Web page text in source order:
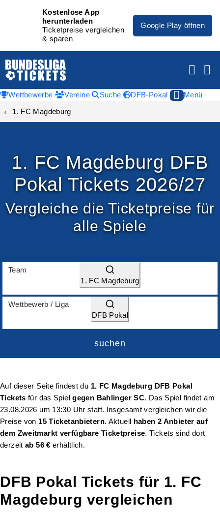
Kostenlose App
herunterladen
Ticketpreise vergleichen
& sparen
Google Play öffnen
Wettbewerbe Vereine Suche DFB-Pokal
Menü
1. FC Magdeburg
1. FC Magdeburg DFB
Pokal Tickets 2026/27
Vergleiche die Ticketpreise für
alle Spiele
Team
1. FC Magdeburg
Wettbewerb / Liga
DFB Pokal
suchen
Auf dieser Seite findest du 1. FC Magdeburg DFB Pokal
Tickets für das Spielgegen Bahlinger SC. Das Spiel findet am
23.08.2026 um 13:30 Uhr statt. Insgesamt vergleichen wir die
Preise von 15 Ticketanbietern. Aktuell haben 2 Anbieter auf
dem Zweitmarkt verfügbare Ticketpreise. Tickets sind dort
derzeit ab 56 € erhältlich.
DFB Pokal Tickets für 1. FC
Magdeburg vergleichen